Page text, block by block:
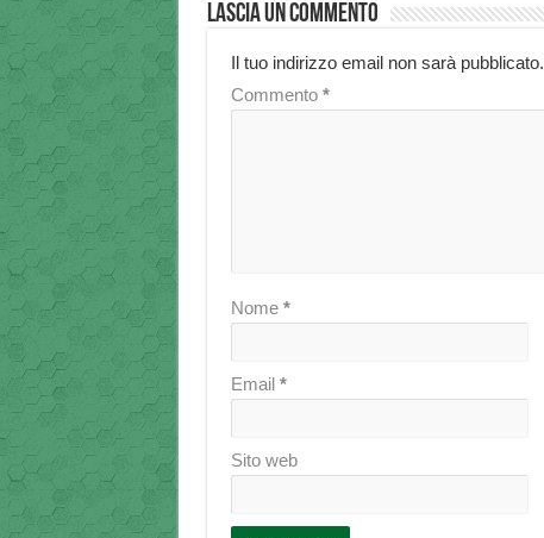
Lascia un commento
Il tuo indirizzo email non sarà pubblicato.
Commento *
Nome *
Email *
Sito web